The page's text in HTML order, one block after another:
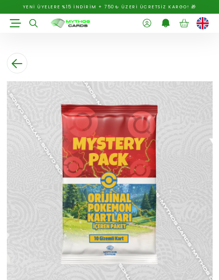
YENİ ÜYELERE %15 İNDİRİM + 750₺ ÜZERİ ÜCRETSİZ KARGO! 🎁